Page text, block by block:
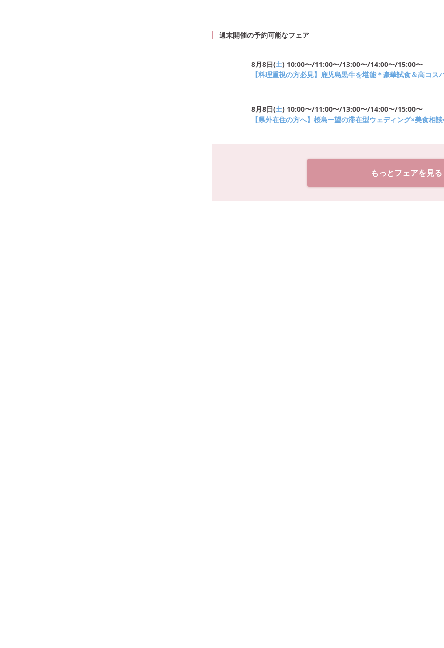
週末開催の予約可能なフェア
8月8日(土) 10:00〜/11:00〜/13:00〜/14:00〜/15:00〜
【料理重視の方必見】鹿児島黒牛を堪能＊豪華試食＆高コス
8月8日(土) 10:00〜/11:00〜/13:00〜/14:00〜/15:00〜
【県外在住の方へ】桜島一望の滞在型ウェディング×美食相
もっとフェアを見る